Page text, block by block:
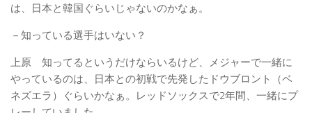
は、日本と韓国ぐらいじゃないのかなぁ。
－知っている選手はいない？
上原 知ってるというだけならいるけど、メジャーで一緒に
やっているのは、日本との初戦で先発したドウブロント（ベ
ネズエラ）ぐらいかなぁ。レッドソックスで2年間、一緒にプ